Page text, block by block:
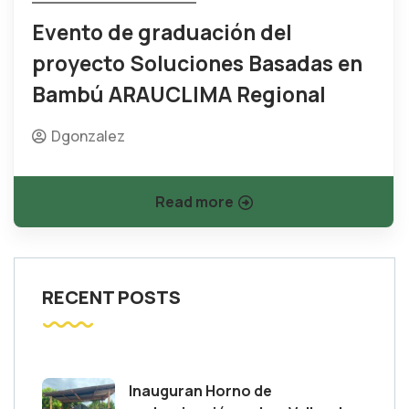
Evento de graduación del
proyecto Soluciones Basadas en
Bambú ARAUCLIMA Regional
Dgonzalez
Read more
RECENT POSTS
Inauguran Horno de